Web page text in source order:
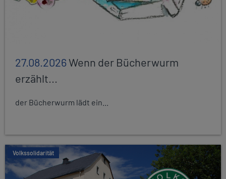
27.08.2026Wenn der Bücherwurm
erzählt...
der Bücherwurm lädt ein...
Volkssolidarität